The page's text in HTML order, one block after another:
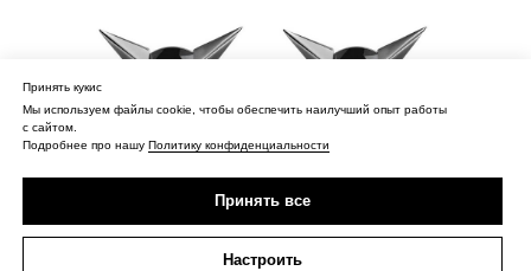
Принять кукис
Мы используем файлы cookie, чтобы обеспечить наилучший опыт работы
с сайтом.
Подробнее про нашу Политику конфиденциальности
Принять все
Настроить